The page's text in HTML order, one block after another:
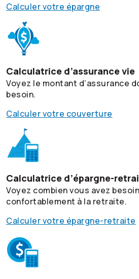
Calculer votre épargne
Calculatrice d’assurance vie
Voyez le montant d’assurance
besoin.
Calculer votre couverture
Calculatrice d’épargne-
Voyez combien vous avez
confortablement à la retraite.
Calculer votre épargne-retraite